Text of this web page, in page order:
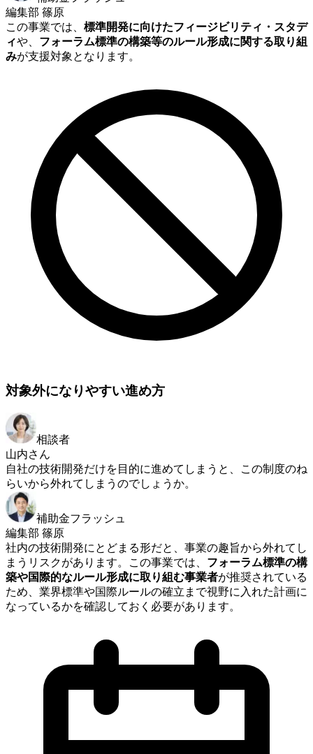
編集部 篠原
この事業では、 標準開発に向けたフィージビリティ・スタデ
ィや、 フォーラム標準の構築等のルール形成に関する取り組
みが支援対象となります。
対象外になりやすい進め方
相談者
山内さん
自社の技術開発だけを目的に進めてしまうと、この制度のね
らいから外れてしまうのでしょうか。
補助金フラッシュ
編集部 篠原
社内の技術開発にとどまる形だと、事業の趣旨から外れてし
まうリスクがあります。この事業では、 フォーラム標準の構
築や国際的なルール形成に取り組む事業者が推奨されている
ため、業界標準や国際ルールの確立まで視野に入れた計画に
なっているかを確認しておく必要があります。